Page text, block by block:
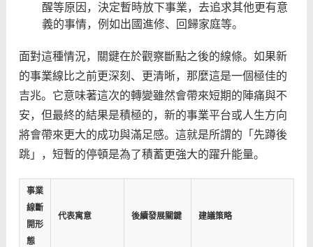
醒等原因，決定暫時放下事業，去追求其他更有意
義的事情，例如出國進修、回歸家庭等。
面對這種情況，關鍵在於觀察斷點之後的線條。如果新
的事業線比之前更深刻、更清晰，那麼這是一個極佳的
吉兆。它意味著這次的轉變雖然會帶來短期的陣痛與不
安，但最終的結果是積極的，新的事業平台或人生方向
將會帶來更大的成功與滿足感。這就是所謂的「先蹲後
跳」，短暫的停頓是為了積蓄更強大的躍升能量。
事業
線斷
開形
態
代表寓意 後續發展關鍵 建議策略